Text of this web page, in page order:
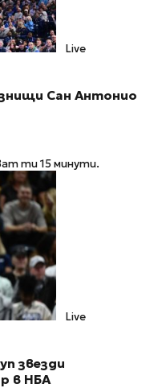
Live
Сан Антонио
ти 15 минути.
Live
звезди
в НБА